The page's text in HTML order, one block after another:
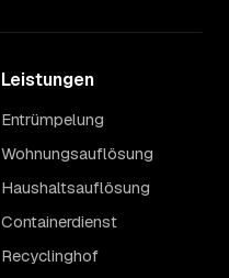
Leistungen
Entrümpelung
Wohnungsauflösung
Haushaltsauflösung
Containerdienst
Recyclinghof